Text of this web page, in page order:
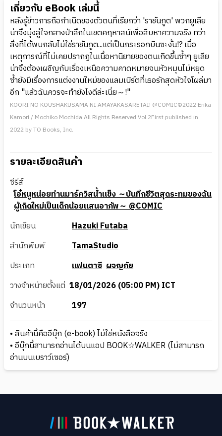
เกี่ยวกับ eBook เล่มนี้
หลังรู้ข่าวการถือกำเนิดของตัวตนที่เรียกว่า 'ราชันภูต' พวกยูเลีย
น่าจึงมุ่งสู่ใจกลางป่าลึกในเขตคฤหาสน์เพื่อสืบหาความจริง ทว่า
สิ่งที่ได้พบกลับไม่ใช่ราชันภูต...แต่เป็นกระรอกบินซะงั้น!? เมื่อ
เหตุการณ์ที่ไม่เคยปรากฏในเนื้อหานิยายของตนเกิดขึ้นซ้ำๆ ยูเลีย
น่าจึงต้องเผชิญกับเรื่องเหนือความคาดหมายจนหัวหมุนไม่หยุด
ซ้ำยังมีเรื่องการแต่งงานใหม่ของแลมเบิร์ตที่เธอรักสุดหัวใจโผล่มา
อีก "แล้วฉันควรจะทำยังไงดีล่ะเนี่ย～!"
KOORI NO KOUSHAKUSAMA NI AMAYAKASARETAI! @COMIC©2022 Erika
Kamori / Mochiko Mochida All Rights Reserved Vol.2First published in
2022 by TO Books, Inc.
รายละเอียดสินค้า
ซีรีส์
โอ๋หนูหน่อยท่านมาร์ควิสน้ำแข็ง ～บันทึกชีวิตสุดระทมของฉัน
ผู้เกิดใหม่เป็นเด็กน้อยแสนอาภัพ～ @COMIC
นักเขียน
Hazuki Futaba
สำนักพิมพ์
TamaStudio
ประเภท
แฟนตาซี ผจญภัย
วางจำหน่ายตั้งแต่ 18/01/2026 (05:00 PM) ICT
จำนวนหน้า
197
• สินค้านี้คืออีบุ๊ก (e-book) ไม่ใช่หนังสือจริง
• อีบุ๊กนี้สามารถอ่านได้บนแอป BOOK☆WALKER (ไม่สามารถ
อ่านบนเบราว์เซอร์)